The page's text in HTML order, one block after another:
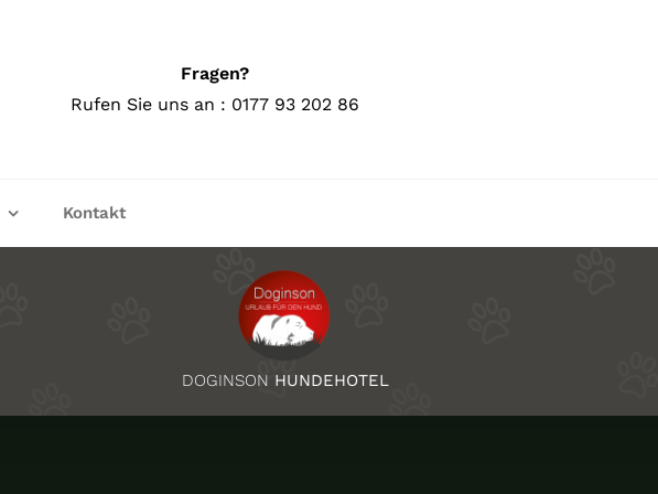
Fragen?
Rufen Sie uns an : 0177 93 202 86
Kontakt
DOGINSON HUNDEHOTEL